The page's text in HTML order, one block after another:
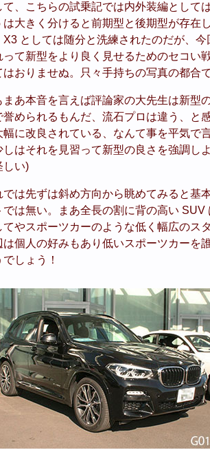
て、こちらの試乗記では内外装編として
は大きく分けると前期型と後期型が存在
X3 としては随分と洗練されたのだが、
って新型をより良く見せるためのセコい
はおりませぬ。只々手持ちの写真の都合
まあ本音を言えば評論家の大先生は新型
誉められるもんだ、流石プロは違う、と
幅に改良されている、なんて事を平気で
しはそれを見習って新型の良さを強調
しい)
では先ずは斜め方向から眺めてみると基
では無い。まあ全長の割に背の高い
てやスポーツカーのような低く幅広の
は個人の好みもあり低いスポーツカー
でしょう！